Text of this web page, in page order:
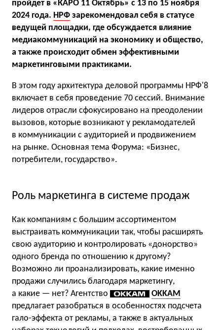
пройдет в «КАРО 11 Октябрь» с 13 по 15 ноября
2024 года. НРФ зарекомендовал себя в статусе
ведущей площадки, где обсуждается влияние
медиакоммуникаций на экономику и общество,
а также происходит обмен эффективными
маркетинговыми практиками.
В этом году архитектура деловой программы НРФ'8
включает в себя проведение 70 сессий. Внимание
лидеров отрасли сфокусировано на преодолении
вызовов, которые возникают у рекламодателей
в коммуникации с аудиторией и продвижением
на рынке. Основная тема Форума: «Бизнес,
потребители, государство».
Роль маркетинга в системе продаж
Как компаниям с большим ассортиментом
выстраивать коммуникации так, чтобы расширять
свою аудиторию и контролировать «донорство»
одного бренда по отношению к другому?
Возможно ли проанализировать, какие именно
продажи случились благодаря маркетингу,
а какие — нет? Агентство
OKKAM
предлагает разобраться в особенностях подсчета
гало-эффекта от рекламы, а также в актуальных